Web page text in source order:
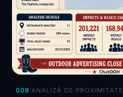
008 · ANALIZĂ DE PROXIMITATE